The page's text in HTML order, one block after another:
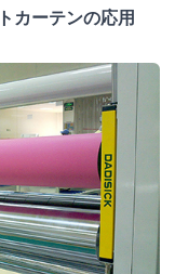
カーテンの応用